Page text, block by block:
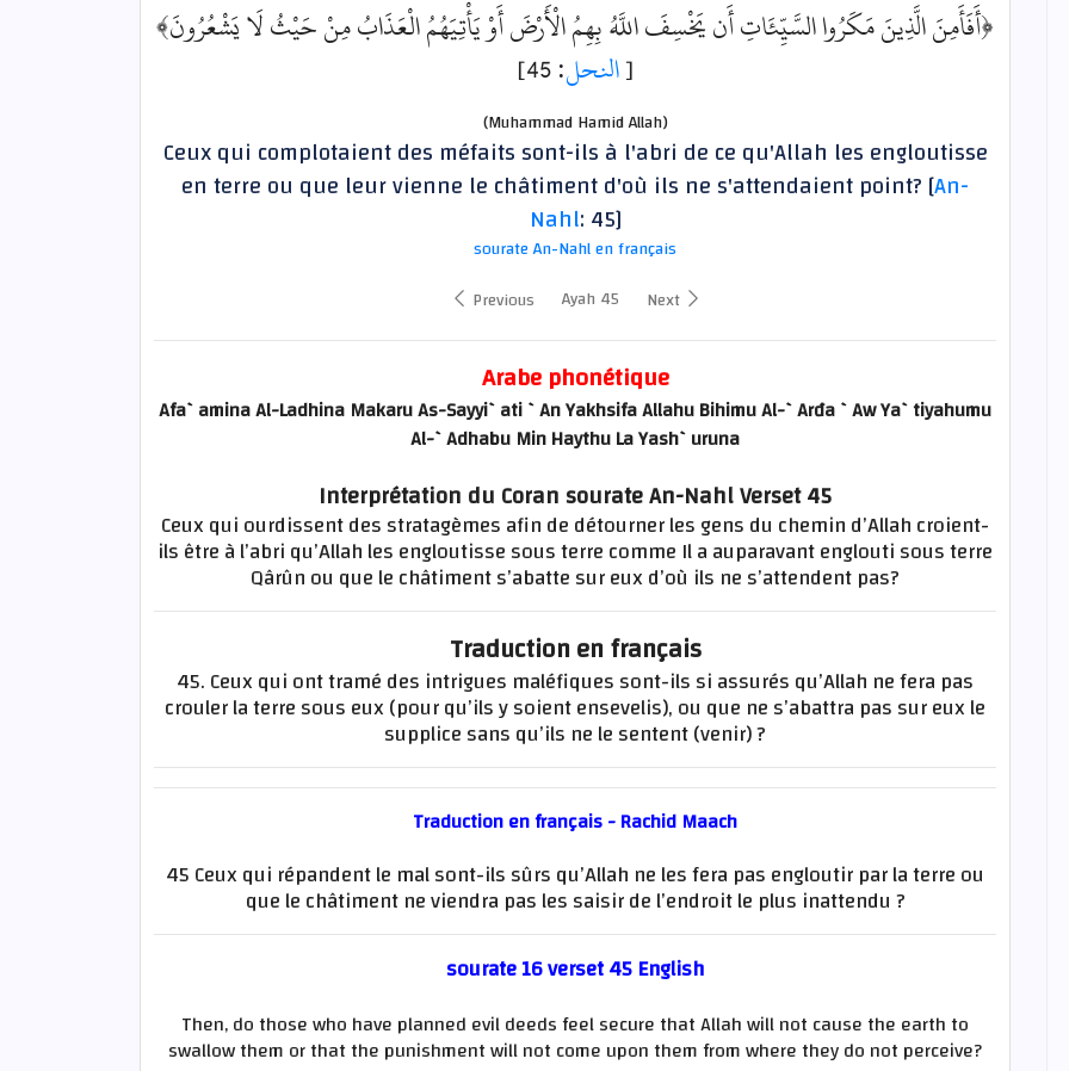
﴿أَفَأَمِنَ الَّذِينَ مَكَرُوا السَّيِّئَاتِ أَن يَخْسِفَ اللَّهُ بِهِمُ الْأَرْضَ أَوْ يَأْتِيَهُمُ الْعَذَابُ مِنْ حَيْثُ لَا يَشْعُرُونَ﴾
[النحل: 45]
(Muhammad Hamid Allah)
Ceux qui complotaient des méfaits sont-ils à l'abri de ce qu'Allah les engloutisse
en terre ou que leur vienne le châtiment d'où ils ne s'attendaient point? [An-
Nahl: 45]
sourate An-Nahl en français
Previous
Ayah 45 Next
Arabe phonétique
Afa`amina Al-Ladhina Makaru As-Sayyi`ati `An Yakhsifa Allahu Bihimu Al-`Arđa `Aw Ya`tiyahumu
Al-`Adhabu Min Haythu La Yash`uruna
Interprétation du Coran sourate An-Nahl Verset 45
Ceux qui ourdissent des stratagèmes afin de détourner les gens du chemin d’Allah croient-
ils être à l’abri qu’Allah les engloutisse sous terre comme Il a auparavant englouti sous terre
Qârûn ou que le châtiment s’abatte sur eux d’où ils ne s’attendent pas?
Traduction en français
45. Ceux qui ont tramé des intrigues maléfiques sont-ils si assurés qu’Allah ne fera pas
crouler la terre sous eux (pour qu’ils y soient ensevelis), ou que ne s’abattra pas sur eux le
supplice sans qu’ils ne le sentent (venir) ?
Traduction en français - Rachid Maach
45 Ceux qui répandent le mal sont-ils sûrs qu’Allah ne les fera pas engloutir par la terre ou
que le châtiment ne viendra pas les saisir de l’endroit le plus inattendu ?
sourate 16 verset 45 English
Then, do those who have planned evil deeds feel secure that Allah will not cause the earth to
swallow them or that the punishment will not come upon them from where they do not perceive?